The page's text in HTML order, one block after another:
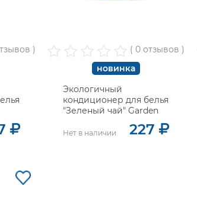
)
( 0 отзывов )
новинка
Экологичный
кондиционер для белья
"Зеленый чай" Garden
Нет в наличии 227